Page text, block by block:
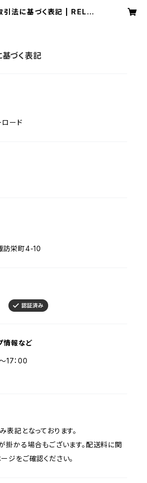
引法に基づく表記 | RELAZ
づく表記
ード
訪栄町4-10
情報など
17：00
表記となっております。
掛かる場合もございます。配送料に関
ジをご確認ください。